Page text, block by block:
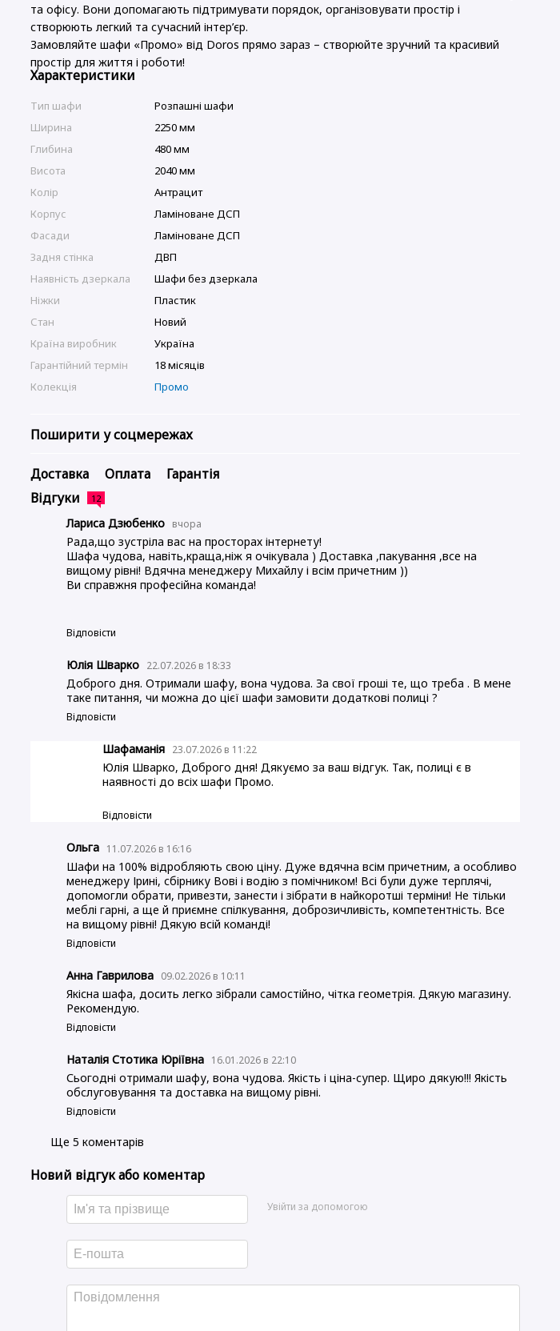
та офісу. Вони допомагають підтримувати порядок, організовувати простір і
створюють легкий та сучасний інтер’єр.
Замовляйте шафи «Промо» від Doros прямо зараз – створюйте зручний та красивий
простір для життя і роботи!
Характеристики
Тип шафи
Розпашні шафи
Ширина
2250 мм
Глибина
480 мм
Висота
2040 мм
Колір
Антрацит
Корпус
Ламіноване ДСП
Фасади
Ламіноване ДСП
Задня стінка
ДВП
Наявність дзеркала
Шафи без дзеркала
Ніжки
Пластик
Стан
Новий
Країна виробник
Україна
Гарантійний термін
18 місяців
Колекція
Промо
Поширити у соцмережах
Доставка Оплата
Гарантія
Відгуки
12
Лариса Дзюбенко вчора
Рада,що зустріла вас на просторах інтернету!
Шафа чудова, навіть,краща,ніж я очікувала ) Доставка ,пакування ,все на
вищому рівні! Вдячна менеджеру Михайлу і всім причетним ))
Ви справжня професійна команда!
Відповісти
Юлія Шварко 22.07.2026 в 18:33
Доброго дня. Отримали шафу, вона чудова. За свої гроші те, що треба . В мене
таке питання, чи можна до цієї шафи замовити додаткові полиці ?
Відповісти
Шафаманія 23.07.2026 в 11:22
Юлія Шварко, Доброго дня! Дякуємо за ваш відгук. Так, полиці є в
наявності до всіх шафи Промо.
Відповісти
Ольга 11.07.2026 в 16:16
Шафи на 100% відробляють свою ціну. Дуже вдячна всім причетним, а особливо
менеджеру Ірині, сбірнику Вові і водію з помічником! Всі були дуже терплячі,
допомогли обрати, привезти, занести і зібрати в найкоротші терміни! Не тільки
меблі гарні, а ще й приємне спілкування, доброзичливість, компетентність. Все
на вищому рівні! Дякую всій команді!
Відповісти
Анна Гаврилова 09.02.2026 в 10:11
Якісна шафа, досить легко зібрали самостійно, чітка геометрія. Дякую магазину.
Рекомендую.
Відповісти
Наталія Стотика Юріївна 16.01.2026 в 22:10
Сьогодні отримали шафу, вона чудова. Якість і ціна-супер. Щиро дякую!!! Якість
обслуговування та доставка на вищому рівні.
Відповісти
Ще 5 коментарів
Новий відгук або коментар
Увійти за допомогою